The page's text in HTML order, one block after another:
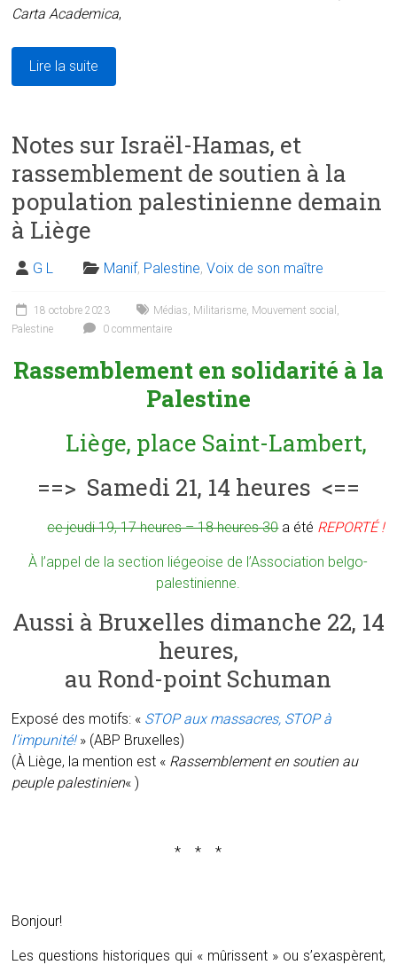
Carta Academica,
Lire la suite
Notes sur Israël-Hamas, et
rassemblement de soutien à la
population palestinienne demain
à Liège
G L Manif, Palestine,Voix de son maître
18 octobre 2023 Médias, Militarisme, Mouvement social ,
Palestine
0 commentaire
Rassemblement en solidarité à la
Palestine
Liège, place Saint-Lambert,
==> Samedi 21, 14 heures <==
ce jeudi 19,17 heures – 18 heures 30a été REPORTÉ !
À l’appel de la section liégeoise de l’Association belgo-
palestinienne.
Aussi à Bruxelles dimanche 22, 14
heures,
au Rond-point Schuman
Exposé des motifs: « STOP aux massacres, STOP à
l’impunité!» (ABP Bruxelles)
(À Liège, la mention est « Rassemblement en soutien au
peuple palestinien« )
* * *
Bonjour!
Les questions historiques qui « mûrissent » ou s’exaspèrent,